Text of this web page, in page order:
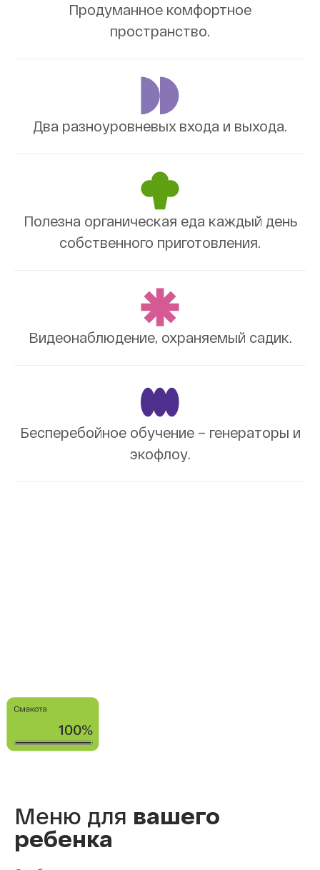
Продуманное комфортное
пространство.
Два разноуровневых входа и выхода.
Полезна органическая еда каждый день
собственного приготовления.
Видеонаблюдение, охраняемый садик.
Бесперебойное обучение – генераторы и
экофлоу.
Меню для вашего
ребенка